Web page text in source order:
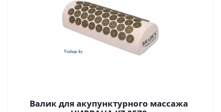
Валик для акупунктурного массажа